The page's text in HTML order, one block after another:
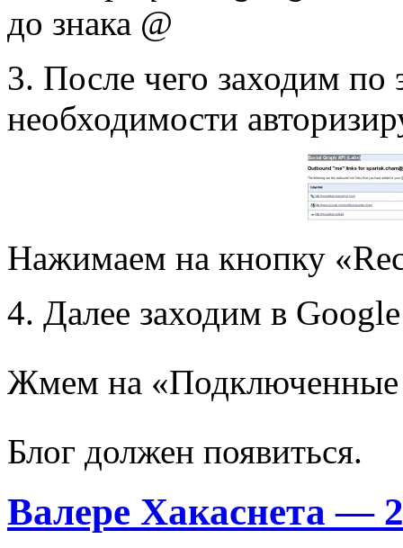
до знака @
3. После чего заходим по
необходимости
Нажимаем на кнопку
4. Далее заходим в
Жмем на «Подключенные
Блог должен появиться.
Валере Хакаснета —